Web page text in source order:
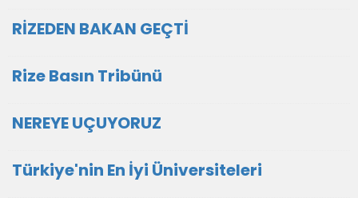
RİZEDEN BAKAN GEÇTİ
Rize Basın Tribünü
NEREYE UÇUYORUZ
Türkiye'nin En İyi Üniversiteleri